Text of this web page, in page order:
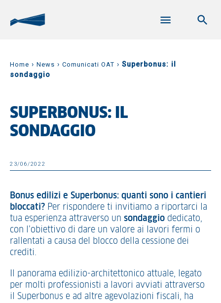
Home › News › Comunicati OAT › Superbonus: il
sondaggio
SUPERBONUS: IL
SONDAGGIO
23/06/2022
Bonus edilizi e Superbonus: quanti sono i cantieri
bloccati? Per rispondere ti invitiamo a riportarci la
tua esperienza attraverso un sondaggio dedicato,
con l’obiettivo di dare un valore ai lavori fermi o
rallentati a causa del blocco della cessione dei
crediti.
Il panorama edilizio-architettonico attuale, legato
per molti professionisti a lavori avviati attraverso
il Superbonus e ad altre agevolazioni fiscali, ha